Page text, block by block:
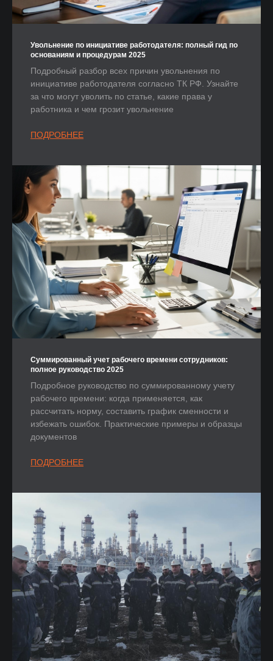
Увольнение по инициативе работодателя: полный гид по
основаниям и процедурам 2025
Подробный разбор всех причин увольнения по
инициативе работодателя согласно ТК РФ. Узнайте
за что могут уволить по статье, какие права у
работника и чем грозит увольнение
ПОДРОБНЕЕ
Суммированный учет рабочего времени сотрудников:
полное руководство 2025
Подробное руководство по суммированному учету
рабочего времени: когда применяется, как
рассчитать норму, составить график сменности и
избежать ошибок. Практические примеры и образцы
документов
ПОДРОБНЕЕ